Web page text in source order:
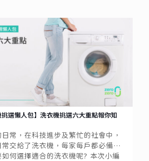
挑選懶人包】洗衣機挑選六大重點報你知
常，在科技進步及繁忙的社會中，
交給了洗衣機，每家每戶都必備一
如何選擇適合的洗衣機呢? 本次小編